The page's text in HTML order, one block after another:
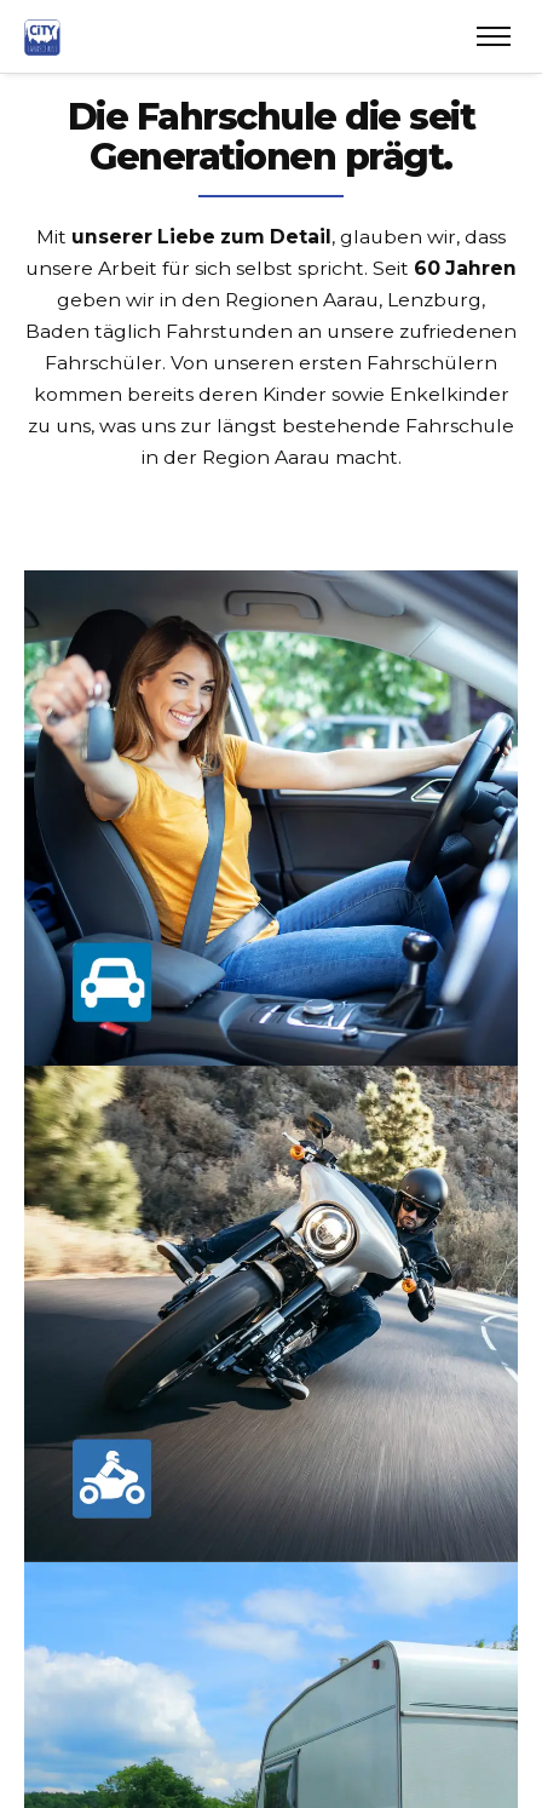
Die Fahrschule die seit
Generationen prägt.
Mit unserer Liebe zum Detail, glauben wir, dass
unsere Arbeit für sich selbst spricht. Seit 60 Jahren
geben wir in den Regionen Aarau, Lenzburg,
Baden täglich Fahrstunden an unsere zufriedenen
Fahrschüler. Von unseren ersten Fahrschülern
kommen bereits deren Kinder sowie Enkelkinder
zu uns, was uns zur längst bestehende Fahrschule
in der Region Aarau macht.